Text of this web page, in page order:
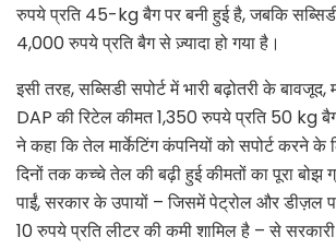
रुपये प्रति 45-kg बैग पर बनी हुई है, जबकि
4,000 रुपये प्रति बैग से ज़्यादा हो गया है।
इसी तरह, सब्सिडी सपोर्ट में भारी बढ़ोतरी के बावजूद,
DAP की रिटेल कीमत 1,350 रुपये प्रति 50 kg
ने कहा कि तेल मार्केटिंग कंपनियों को सपोर्ट करने
दिनों तक कच्चे तेल की बढ़ी हुई कीमतों का पूरा बोझ
पाईं, सरकार के उपायों – जिसमें पेट्रोल और डीज़ल
10 रुपये प्रति लीटर की कमी शामिल है – से